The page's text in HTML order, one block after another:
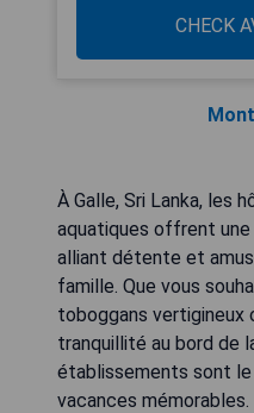
CHECK
À Galle, Sri Lanka, les
aquatiques offrent
alliant détente et
famille. Que vous
toboggans vertigineux
tranquillité au bord de
établissements sont
vacances